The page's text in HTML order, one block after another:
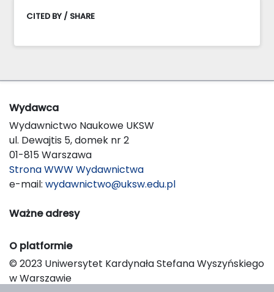
CITED BY / SHARE
Wydawca
Wydawnictwo Naukowe UKSW
ul. Dewajtis 5, domek nr 2
01-815 Warszawa
Strona WWW Wydawnictwa
e-mail: wydawnictwo@uksw.edu.pl
Ważne adresy
O platformie
© 2023 Uniwersytet Kardynała Stefana Wyszyńskiego
w Warszawie